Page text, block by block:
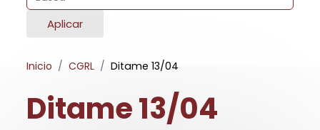
Aplicar
Inicio CGRL Ditame 13/04
Ditame 13/04